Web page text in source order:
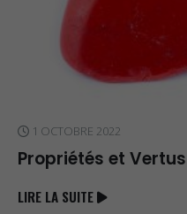
1 OCTOBRE 2022
Propriétés et
LIRE LA SUITE